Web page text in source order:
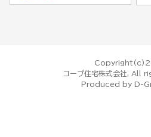
コープ住宅株式会社, All
Produced by D-